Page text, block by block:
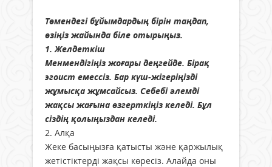
Төмендегі бұйымдардың бірін таңдап,
өзіңіз жайында біле отырыңыз.
1. Желдеткіш
Менмендігіңіз жоғары деңгейде. Бірақ
эгоист емессіз. Бар күш-жігеріңізді
жұмысқа жұмсайсыз. Себебі әлемді
жақсы жағына өзгерткіңіз келеді. Бұл
сіздің қолыңыздан келеді.
2. Алқа
Жеке басыңызға қатысты және қаржылық
жетістіктерді жақсы көресіз. Алайда оны